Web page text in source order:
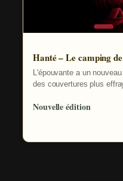
Hanté – Le camping
L'épouvante a un
des couvertures plus
Nouvelle édition